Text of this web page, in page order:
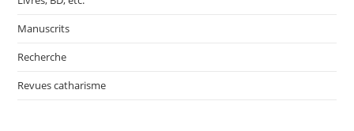
Manuscrits
Recherche
Revues catharisme